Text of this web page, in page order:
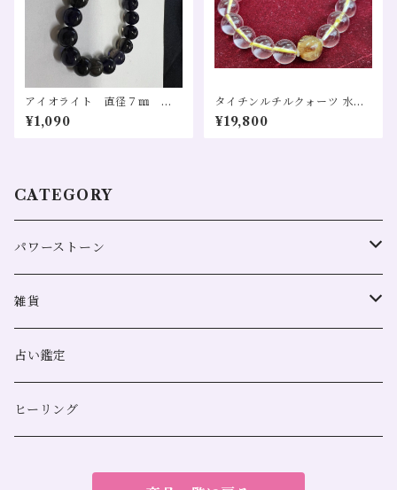
アイオライト 直径７㎜ １
粒
¥1,090
タイチンルチルクォーツ 水晶
金運 全体運 財運 仕事運 恋愛
運 黄色
¥19,800
CATEGORY
パワーストーン
全体運
恋愛
金運
雑貨
浄化用
スマッジングミスト
占い鑑定
ヒーリング